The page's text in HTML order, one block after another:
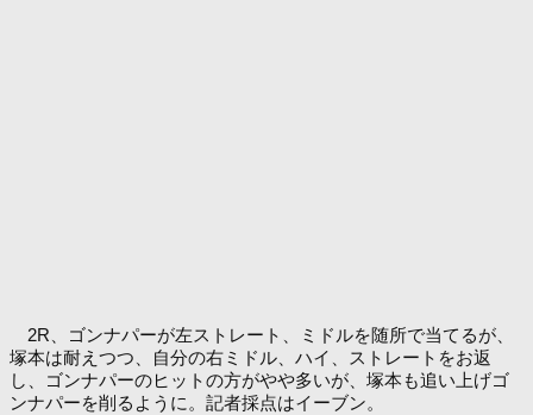
2R、ゴンナパーが左ストレート、ミドルを随所で当てるが、
塚本は耐えつつ、自分の右ミドル、ハイ、ストレートをお返
し、ゴンナパーのヒットの方がやや多いが、塚本も追い上げゴ
ンナパーを削るように。記者採点はイーブン。